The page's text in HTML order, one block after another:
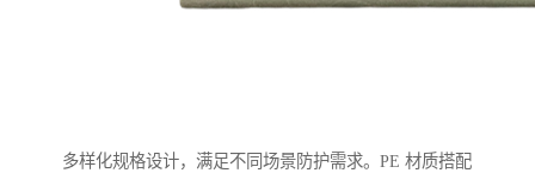
多样化规格设计，满足不同场景防护需求。PE 材质搭配